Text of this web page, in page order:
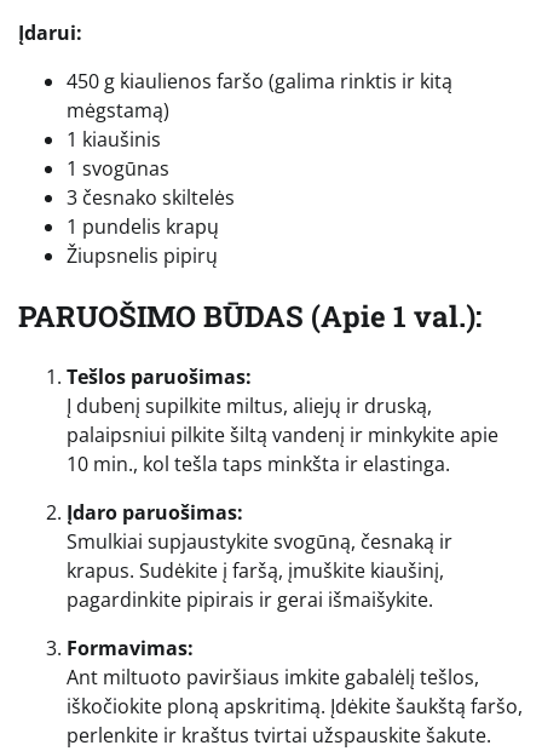
Įdarui:
450 g kiaulienos faršo (galima rinktis ir kitą
mėgstamą)
1 kiaušinis
1 svogūnas
3 česnako skiltelės
1 pundelis krapų
Žiupsnelis pipirų
PARUOŠIMO BŪDAS (Apie 1 val.):
Tešlos paruošimas:
Į dubenį supilkite miltus, aliejų ir druską,
palaipsniui pilkite šiltą vandenį ir minkykite apie
10 min., kol tešla taps minkšta ir elastinga.
Įdaro paruošimas:
Smulkiai supjaustykite svogūną, česnaką ir
krapus. Sudėkite į faršą, įmuškite kiaušinį,
pagardinkite pipirais ir gerai išmaišykite.
Formavimas:
Ant miltuoto paviršiaus imkite gabalėlį tešlos,
iškočiokite ploną apskritimą. Įdėkite šaukštą faršo,
perlenkite ir kraštus tvirtai užspauskite šakute.